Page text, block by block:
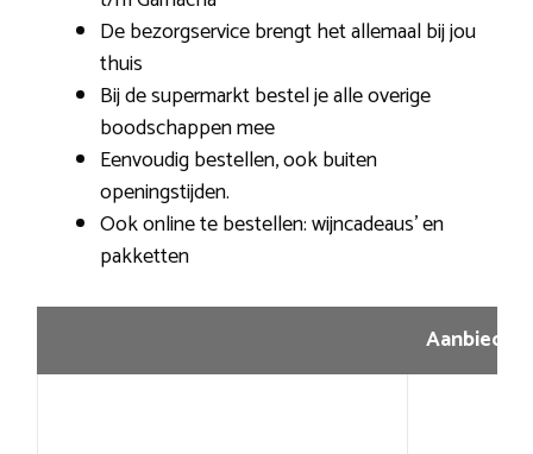
De bezorgservice brengt het allemaal bij jou
thuis
Bij de supermarkt bestel je alle overige
boodschappen mee
Eenvoudig bestellen, ook buiten
openingstijden.
Ook online te bestellen: wijncadeaus’ en
pakketten